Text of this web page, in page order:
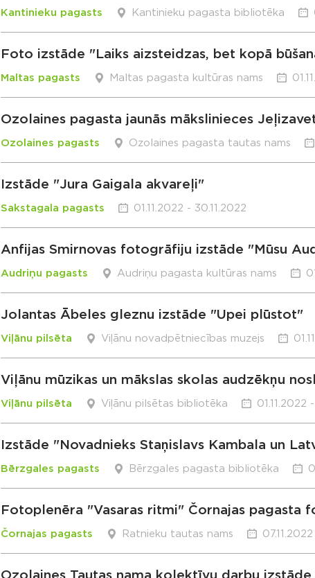
Kantinieku pagasts Kantinieku pagasta bibliotēka
Foto izstāde "Laiks aizsteidzas, bet kopā
Maltas pagasts Maltas pagasta kultūras nams
Ozolaines pagasta jaunās mākslinieces
Ozolaines pagasts Ozolaines pagasta tautas nams
Izstāde "Jura Gaigala akvareļi"
Sakstagala pagasts 01.11.2022 - 30.11.2022
Anfijas Smirnovas fotogrāfiju izstāde "Mūsu
Audriņu pagasts Audriņu pagasta kultūras nams
Jolantas Ābeles gleznu izstāde "Upei plūstot"
Viļānu pilsēta Viļānu novadpētniecības muzejs
Viļānu mūzikas un mākslas skolas audzēkņu
Viļānu pilsēta Viļānu pilsētas bibliotēka 01.11.2022
Izstāde "Novadnieks Staņislavs Kambala un
Bērzgales pagasts Bērzgales pagasta bibliotēka
Fotoplenēra "Vasaras ritmi" Čornajas pagasta
Čornajas pagasts Ratnieku tautas nams